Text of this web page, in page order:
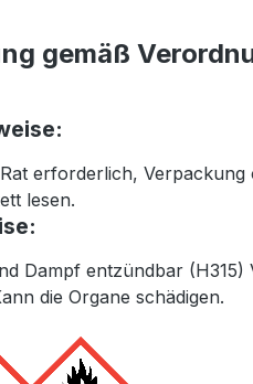
gemäß
erforderlich,
lesen.
Dampf entzündbar
die Organe schädigen.